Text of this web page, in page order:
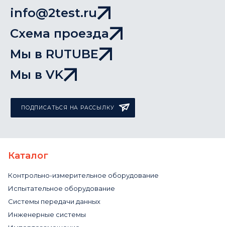
info@2test.ru
Схема проезда
Мы в RUTUBE
Мы в VK
ПОДПИСАТЬСЯ НА РАССЫЛКУ
Каталог
Контрольно-измерительное оборудование
Испытательное оборудование
Системы передачи данных
Инженерные системы